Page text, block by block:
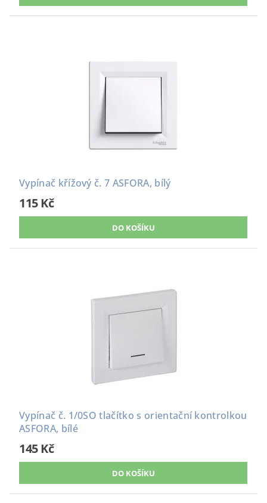
Vypínač křížový č. 7 ASFORA, bílý
115 Kč
Vypínač č. 1/0SO tlačítko s orientační kontrolkou
ASFORA, bílé
145 Kč